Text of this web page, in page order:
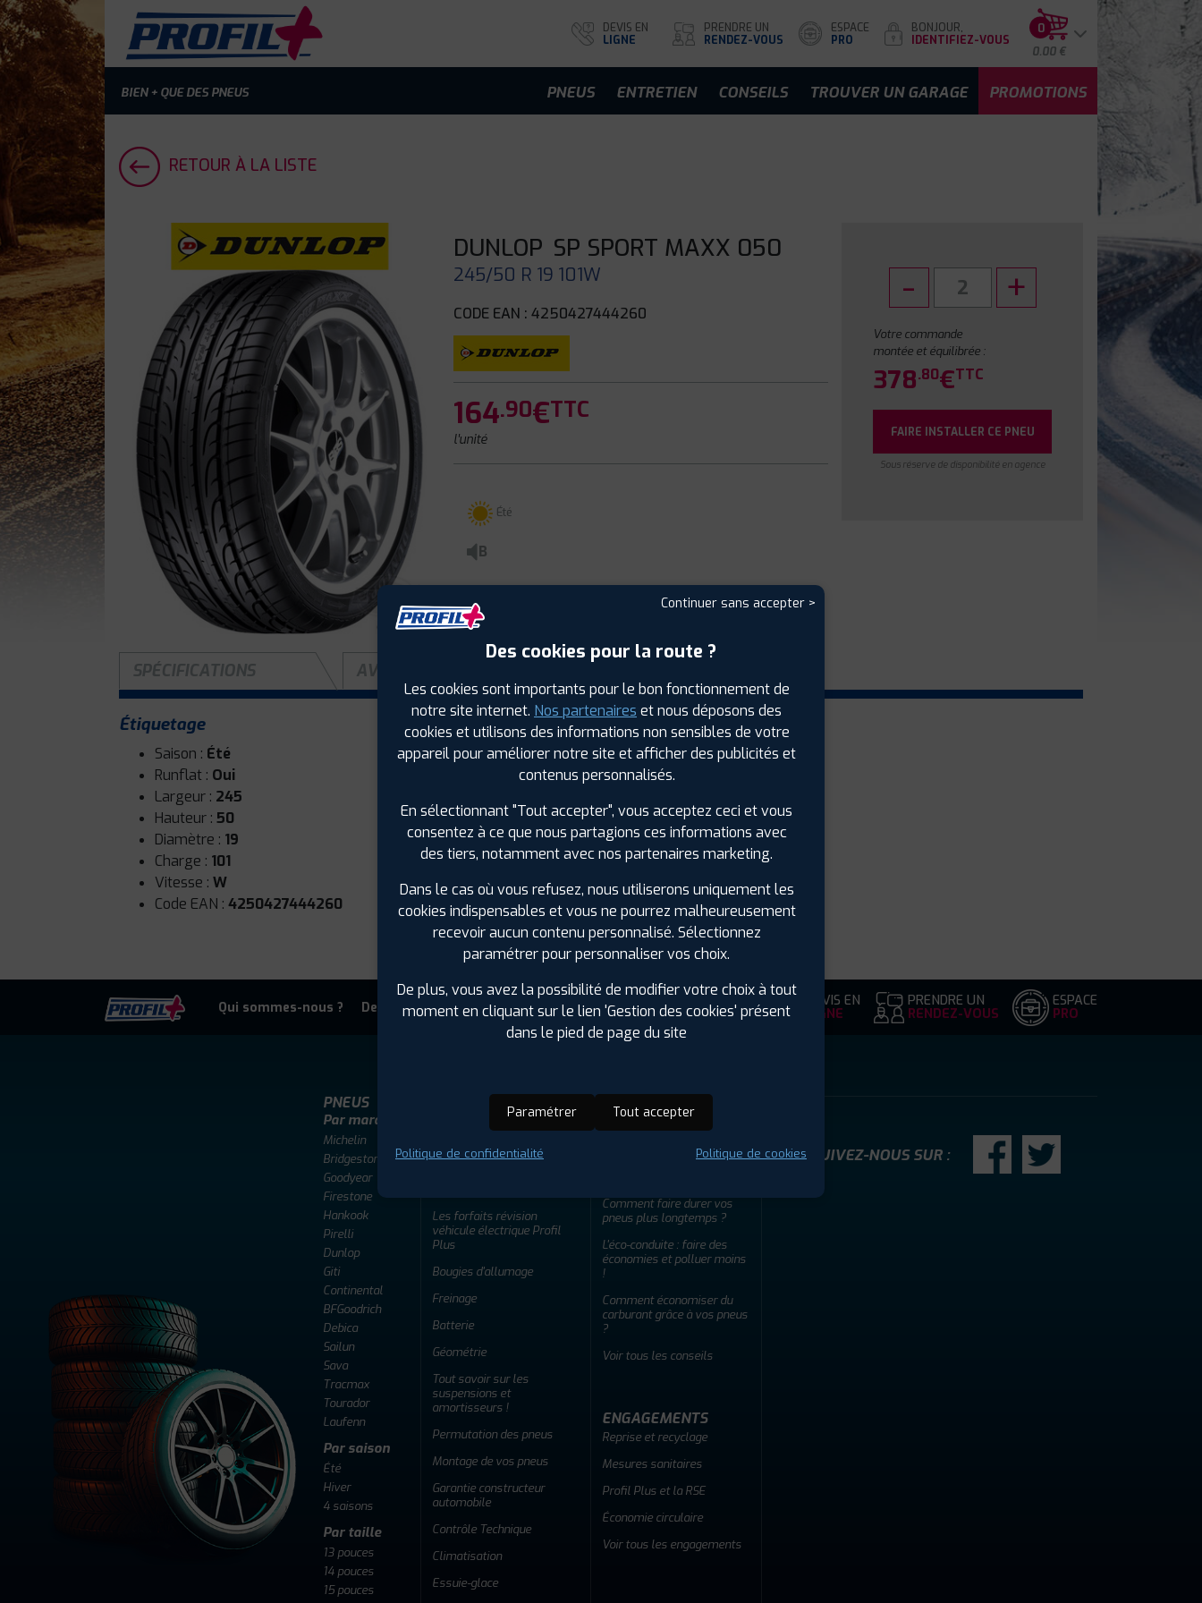
BIEN + QUE DES PNEUS
DEVIS EN
LIGNE
PRENDRE UN
RENDEZ-VOUS
ESPACE
PRO
BONJOUR,
IDENTIFIEZ-VOUS
0
0.00 €
PNEUS ENTRETIEN CONSEILS TROUVER UN GARAGE PROMOTIONS
RETOUR À LA LISTE
DUNLOP SP SPORT MAXX 050
245/50 R 19 101W
CODE EAN : 4250427444260
164.90€TTC
l'unité
Été
B
Votre commande
montée et équilibrée :
378.80€TTC
FAIRE INSTALLER CE PNEU
Sous réserve de disponibilité en agence
SPÉCIFICATIONS AVIS CLIENTS
Étiquetage
Saison : Été
Runflat : Oui
Largeur : 245
Hauteur : 50
Diamètre : 19
Charge : 101
Vitesse : W
Code EAN : 4250427444260
Qui sommes-nous ? Devenir adherent Offres d'emploi FAQ DEVIS EN
LIGNE
PRENDRE UN
RENDEZ-VOUS
ESPACE
PRO
PNEUS
Par marque
Michelin
Bridgestone
Goodyear
Firestone
Hankook
Pirelli
Dunlop
Giti
Continental
BFGoodrich
Debica
Sailun
Sava
Tracmax
Tourador
Laufenn
Par saison
Été
Hiver
4 saisons
Par taille
13 pouces
14 pouces
15 pouces
ENTRETIEN
Distribution
Les forfaits révision
véhicule électrique Profil
Plus
Bougies d'allumage
Freinage
Batterie
Géométrie
Tout savoir sur les
suspensions et
amortisseurs !
Permutation des pneus
Montage de vos pneus
Garantie constructeur
automobile
Contrôle Technique
Climatisation
Essuie-glace
CONSEILS
Comment stocker vos
Comment savoir quel pneu
Comment faire durer vos
pneus plus longtemps ?
L'éco-conduite : faire des
économies et polluer moins
!
Comment économiser du
carburant grâce à vos pneus
?
Voir tous les conseils
ENGAGEMENTS
Reprise et recyclage
Mesures sanitaires
Profil Plus et la RSE
Économie circulaire
Voir tous les engagements
SUIVEZ-NOUS SUR :
Continuer sans accepter >
Des cookies pour la route ?
Les cookies sont importants pour le bon fonctionnement de
notre site internet. Nos partenaires et nous déposons des
cookies et utilisons des informations non sensibles de votre
appareil pour améliorer notre site et afficher des publicités et
contenus personnalisés.
En sélectionnant "Tout accepter", vous acceptez ceci et vous
consentez à ce que nous partagions ces informations avec
des tiers, notamment avec nos partenaires marketing.
Dans le cas où vous refusez, nous utiliserons uniquement les
cookies indispensables et vous ne pourrez malheureusement
recevoir aucun contenu personnalisé. Sélectionnez
paramétrer pour personnaliser vos choix.
De plus, vous avez la possibilité de modifier votre choix à tout
moment en cliquant sur le lien 'Gestion des cookies' présent
dans le pied de page du site
Paramétrer Tout accepter
Politique de confidentialité Politique de cookies